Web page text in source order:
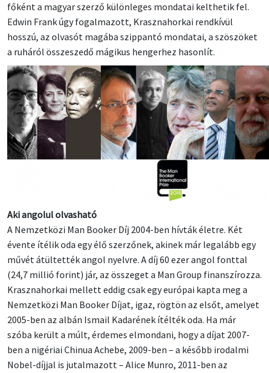
főként a magyar szerző különleges mondatai kelthetik fel.
Edwin Frank úgy fogalmazott, Krasznahorkai rendkívül
hosszú, az olvasót magába szippantó mondatai, a szöszöket
a ruháról összeszedő mágikus hengerhez hasonlít.
Aki angolul olvasható
A Nemzetközi Man Booker Díj 2004-ben hívták életre. Két
évente ítélik oda egy élő szerzőnek, akinek már legalább egy
művét átültették angol nyelvre. A díj 60 ezer angol fonttal
(24,7 millió forint) jár, az összeget a Man Group finanszírozza.
Krasznahorkai mellett eddig csak egy európai kapta meg a
Nemzetközi Man Booker Díjat, igaz, rögtön az elsőt, amelyet
2005-ben az albán Ismail Kadarének ítélték oda. Ha már
szóba került a múlt, érdemes elmondani, hogy a díjat 2007-
ben a nigériai Chinua Achebe, 2009-ben – a később irodalmi
Nobel-díjjal is jutalmazott – Alice Munro, 2011-ben az